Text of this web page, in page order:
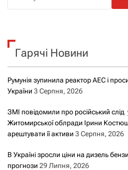
к
Гарячі Новини
Румунія зупинила реактор АЕС і
України 3 Серпня, 2026
ЗМІ повідомили про російський слід
Житомирської облради Ірини
арештувати її активи 3 Серпня, 2026
В Україні зросли ціни на дизель
прогнози 29 Липня, 2026